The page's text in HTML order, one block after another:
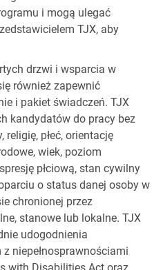
i mogą ulegać
TJX, aby
drzwi i wsparcia w
również zapewnić
i pakiet świadczeń. TJX
kandydatów do pracy bez
religię, płeć, orientację
wiek, poziom
płciową, stan cywilny
o status danej osoby w
chronionej przez
stanowe lub lokalne. TJX
udogodnienia
niepełnosprawnościami
with Disabilities Act oraz